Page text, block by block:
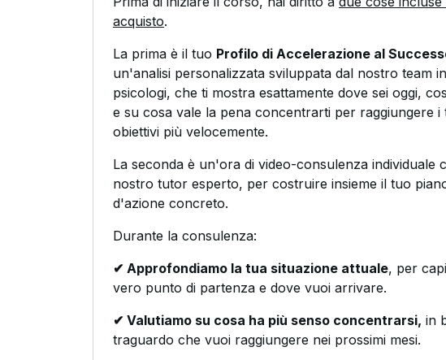
acquisto.
La prima è il tuo Profilo di Accelerazione al
un'analisi personalizzata sviluppata dal nostro team
psicologi, che ti mostra esattamente dove sei oggi,
e su cosa vale la pena concentrarti per raggiungere i
obiettivi più velocemente.
La seconda è un'ora di video-consulenza individuale
nostro tutor esperto, per costruire insieme il tuo
d'azione concreto.
Durante la consulenza:
✔ Approfondiamo la tua situazione attuale, per
vero punto di partenza e dove vuoi arrivare.
✔ Valutiamo su cosa ha più senso concentrarsi, in
traguardo che vuoi raggiungere nei prossimi mesi.